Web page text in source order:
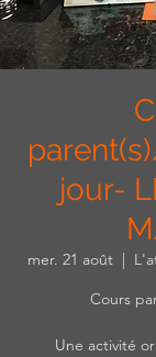
jour-
mer. 21 août
  |
Cours
Une activité